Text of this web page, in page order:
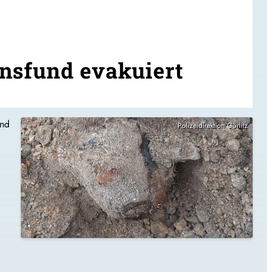
evakuiert
Polizeidirektion Görlitz